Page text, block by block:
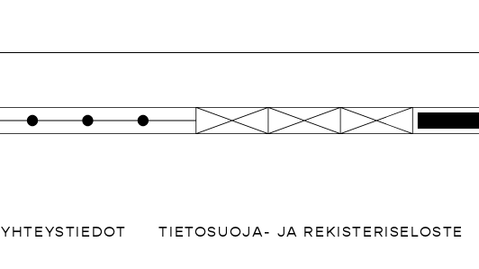
YHTEYSTIEDOT TIETOSUOJA- JA REKISTERISELOSTE